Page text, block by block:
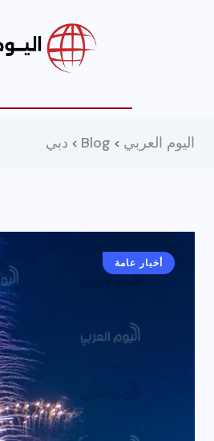
اليوم العربي >
Blog
> دبي
أخبار عامة